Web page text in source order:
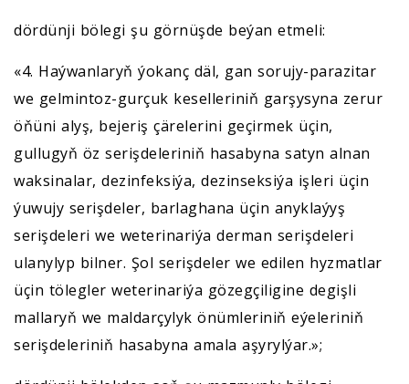
dördünji bölegi şu görnüşde beýan etmeli:
«4. Haýwanlaryň ýokanç däl, gan sorujy-parazitar
we gelmintoz-gurçuk keselleriniň garşysyna zerur
öňüni alyş, bejeriş çärelerini geçirmek üçin,
gullugyň öz serişdeleriniň hasabyna satyn alnan
waksinalar, dezinfeksiýa, dezinseksiýa işleri üçin
ýuwujy serişdeler, barlaghana üçin anyklaýyş
serişdeleri we weterinariýa derman serişdeleri
ulanylyp bilner. Şol serişdeler we edilen hyzmatlar
üçin tölegler weterinariýa gözegçiligine degişli
mallaryň we maldarçylyk önümleriniň eýeleriniň
serişdeleriniň hasabyna amala aşyrylýar.»;